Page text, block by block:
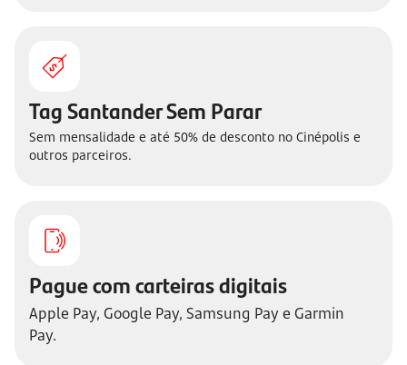
Tag Santander Sem Parar
Sem mensalidade e até 50% de desconto no Cinépolis e
outros parceiros.
Pague com carteiras digitais
Apple Pay, Google Pay, Samsung Pay e Garmin
Pay.